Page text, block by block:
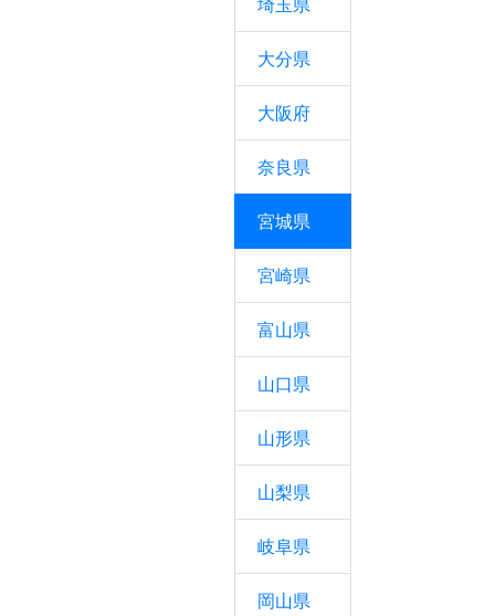
埼玉県
大分県
大阪府
奈良県
宮城県
宮崎県
富山県
山口県
山形県
山梨県
岐阜県
岡山県